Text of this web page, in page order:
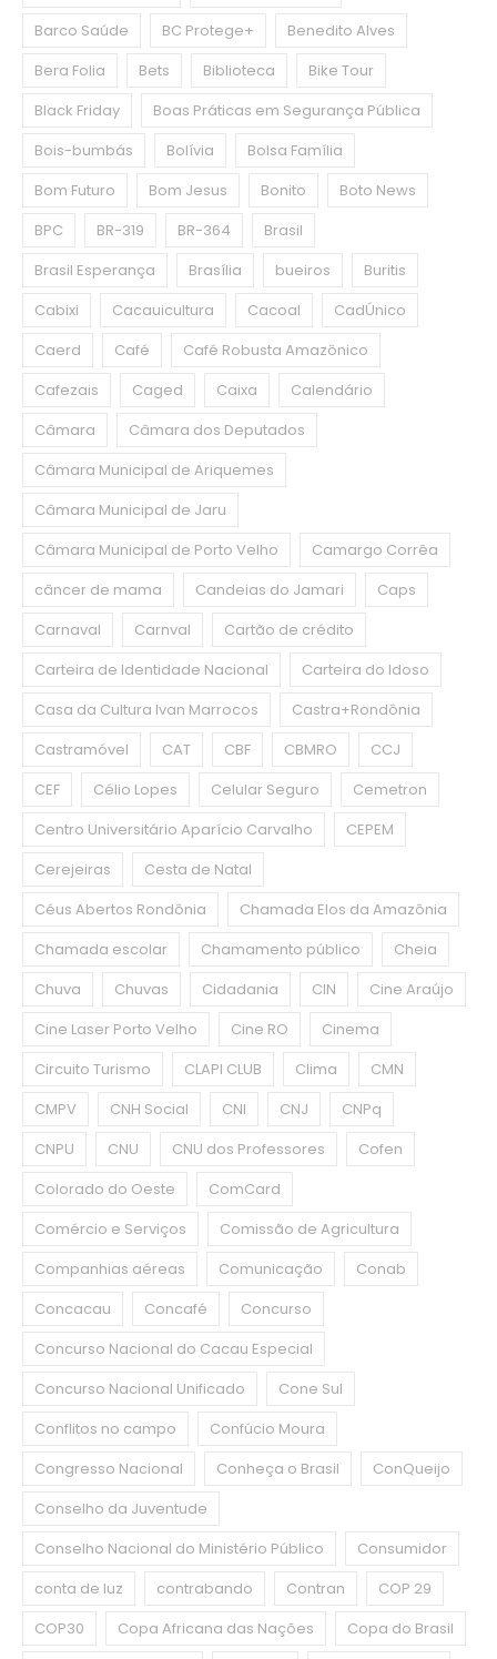
Barco Saúde
BC Protege+
Benedito Alves
Bera Folia
Bets Biblioteca
Bike Tour
Black Friday
Boas Práticas em Segurança Pública
Bois-bumbás
Bolívia
Bolsa Família
Bom Futuro
Bom Jesus Bonito
Boto News
BPC
BR-319 BR-364
Brasil
Brasil Esperança
Brasília bueiros
Buritis
Cabixi
Cacauicultura Cacoal
CadÚnico
Caerd
Café
Café Robusta Amazônico
Cafezais
Caged Caixa
Calendário
Câmara
Câmara dos Deputados
Câmara Municipal de Ariquemes
Câmara Municipal de Jaru
Câmara Municipal de Porto Velho
Camargo Corrêa
câncer de mama
Candeias do Jamari
Caps
Carnaval
Carnval
Cartão de crédito
Carteira de Identidade Nacional
Carteira do Idoso
Casa da Cultura Ivan Marrocos
Castra+Rondônia
Castramóvel
CAT CBF CBMRO
CCJ
CEF
Célio Lopes Celular Seguro
Cemetron
Centro Universitário Aparício Carvalho
CEPEM
Cerejeiras
Cesta de Natal
Céus Abertos Rondônia
Chamada Elos da Amazônia
Chamada escolar
Chamamento público
Cheia
Chuva
Chuvas Cidadania CIN
Cine Araújo
Cine Laser Porto Velho
Cine RO
Cinema
Circuito Turismo
CLAPI CLUB Clima
CMN
CMPV
CNH Social CNI CNJ
CNPq
CNPU
CNU CNU dos Professores
Cofen
Colorado do Oeste
ComCard
Comércio e Serviços
Comissão de Agricultura
Companhias aéreas
Comunicação
Conab
Concacau
Concafé
Concurso
Concurso Nacional do Cacau Especial
Concurso Nacional Unificado
Cone Sul
Conflitos no campo
Confúcio Moura
Congresso Nacional
Conheça o Brasil
ConQueijo
Conselho da Juventude
Conselho Nacional do Ministério Público
Consumidor
conta de luz
contrabando Contran
COP 29
COP30
Copa Africana das Nações
Copa do Brasil